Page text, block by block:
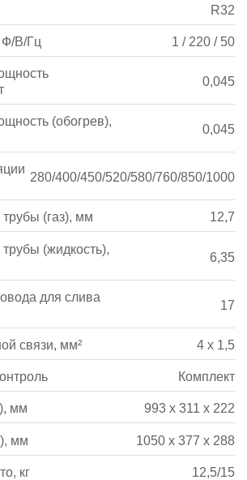
R32
Ф/В/Гц 1 / 220 / 50
0,045
(обогрев),
0,045
280/400/450/520/580/760/850/1000
(газ), мм 12,7
(жидкость),
6,35
для слива
17
связи, мм² 4 х 1,5
Комплект
мм 993 x 311 x 222
мм 1050 x 377 x 288
кг 12,5/15